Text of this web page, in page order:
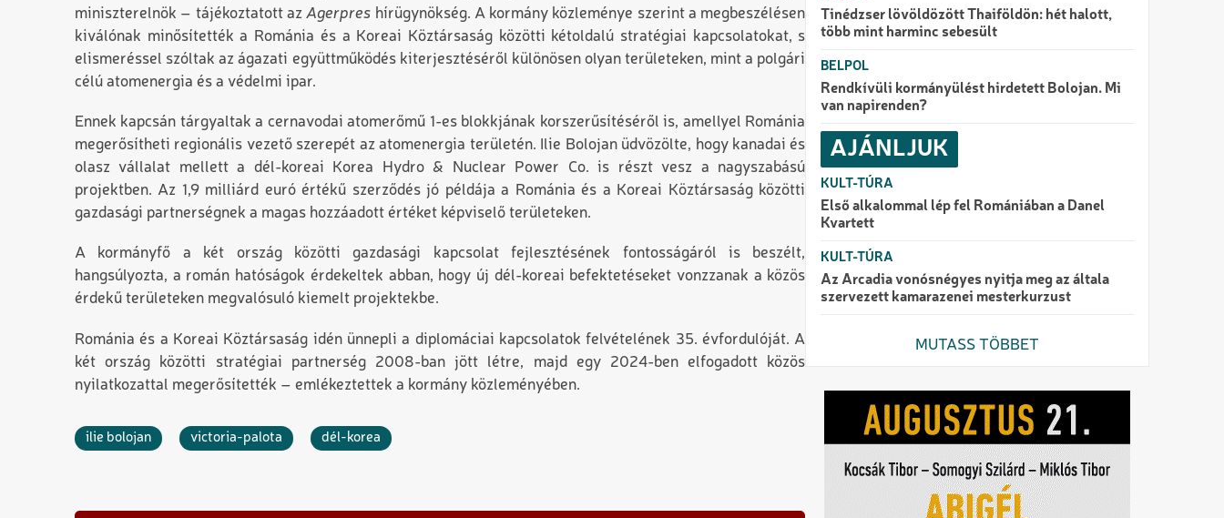
miniszterelnök – tájékoztatott azAgerpres hírügynökség. A kormány közleménye szerint a megbeszélésen
kiválónak minősítették a Románia és a Koreai Köztársaság közötti kétoldalú stratégiai kapcsolatokat, s
elismeréssel szóltak az ágazati együttműködés kiterjesztéséről különösen olyan területeken, mint a polgári
célú atomenergia és a védelmi ipar.
Ennek kapcsán tárgyaltak a cernavodai atomerőmű 1-es blokkjának korszerűsítéséről is, amellyel Románia
megerősítheti regionális vezető szerepét az atomenergia területén. Ilie Bolojan üdvözölte, hogy kanadai és
olasz vállalat mellett a dél-koreai Korea Hydro & Nuclear Power Co. is részt vesz a nagyszabású
projektben. Az 1,9 milliárd euró értékű szerződés jó példája a Románia és a Koreai Köztársaság közötti
gazdasági partnerségnek a magas hozzáadott értéket képviselő területeken.
A kormányfő a két ország közötti gazdasági kapcsolat fejlesztésének fontosságáról is beszélt,
hangsúlyozta, a román hatóságok érdekeltek abban, hogy új dél-koreai befektetéseket vonzzanak a közös
érdekű területeken megvalósuló kiemelt projektekbe.
Románia és a Koreai Köztársaság idén ünnepli a diplomáciai kapcsolatok felvételének 35. évfordulóját. A
két ország közötti stratégiai partnerség 2008-ban jött létre, majd egy 2024-ben elfogadott közös
nyilatkozattal megerősítették – emlékeztettek a kormány közleményében.
ilie bolojan victoria-palota dél-korea
Tinédzser lövöldözött Thaiföldön: hét halott,
több mint harminc sebesült
BELPOL
Rendkívüli kormányülést hirdetett Bolojan. Mi
van napirenden?
AJÁNLJUK
KULT-TÚRA
Első alkalommal lép fel Romániában a Danel
Kvartett
KULT-TÚRA
Az Arcadia vonósnégyes nyitja meg az általa
szervezett kamarazenei mesterkurzust
MUTASS TÖBBET